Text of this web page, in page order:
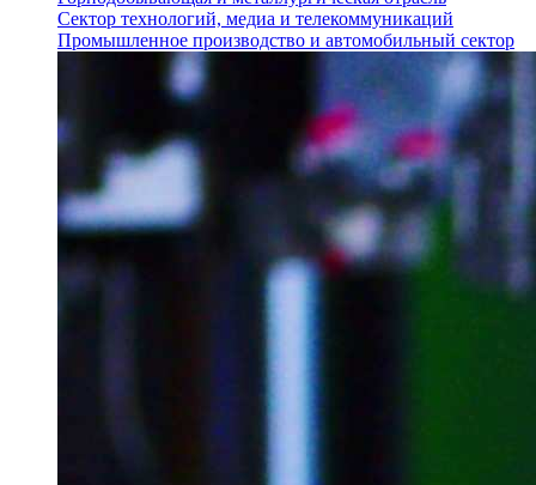
Сектор технологий, медиа и телекоммуникаций
Промышленное производство и автомобильный сектор